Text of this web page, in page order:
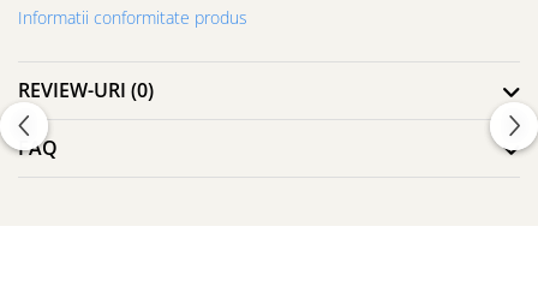
3.2V , modelulMB31permite constructia bateriilor de mare
capacitate pentru:
sisteme fotovoltaice off-grid
stocare energie pentru locuinte
baterii powerwall
Informatii conformitate produs
REVIEW-URI (0)
FAQ